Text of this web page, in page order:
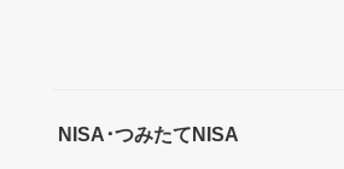
NISA･つみたてNISA